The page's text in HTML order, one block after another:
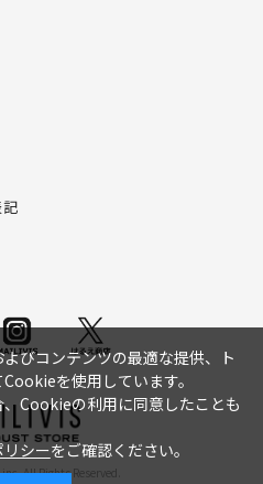
All Rights Reserved.
びコンテンツの最適な提供、ト
を使用しています。
Cookieの利用に同意したことも
シーをご確認ください。